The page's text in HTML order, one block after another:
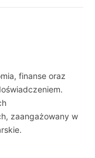
finanse oraz
zaangażowany w